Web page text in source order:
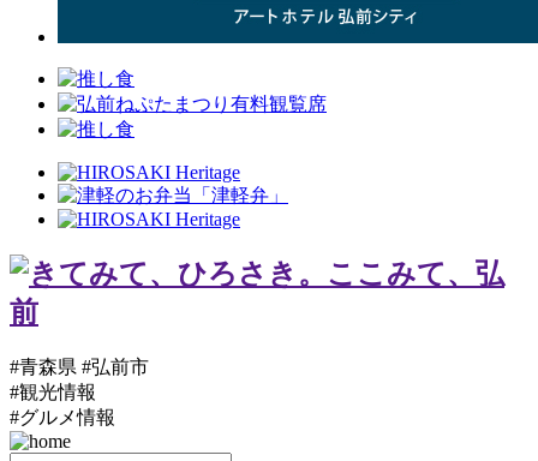
#青森県 #弘前市
#観光情報
#グルメ情報